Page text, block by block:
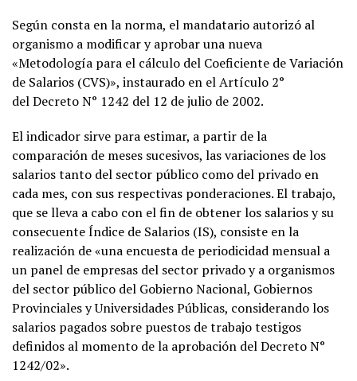
Según consta en la norma, el mandatario autorizó al
organismo a modificar y aprobar una nueva
«Metodología para el cálculo del Coeficiente de Variación
de Salarios (CVS)», instaurado en el Artículo 2°
del Decreto N° 1242 del 12 de julio de 2002.
El indicador sirve para estimar, a partir de la
comparación de meses sucesivos, las variaciones de los
salarios tanto del sector público como del privado en
cada mes, con sus respectivas ponderaciones. El trabajo,
que se lleva a cabo con el fin de obtener los salarios y su
consecuente Índice de Salarios (IS), consiste en la
realización de «una encuesta de periodicidad mensual a
un panel de empresas del sector privado y a organismos
del sector público del Gobierno Nacional, Gobiernos
Provinciales y Universidades Públicas, considerando los
salarios pagados sobre puestos de trabajo testigos
definidos al momento de la aprobación del Decreto N°
1242/02».